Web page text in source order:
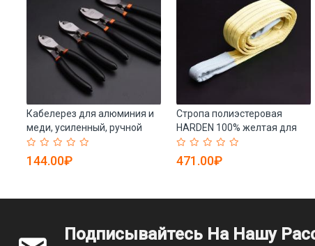
Кабелерез для алюминия и
меди, усиленный, ручной
(арт. 25-19084485)
144.00₽
Стропа полиэстеровая
HARDEN 100% желтая для
ручных инструментов (арт.
25-19084525)
471.00₽
Подписывайтесь На Нашу